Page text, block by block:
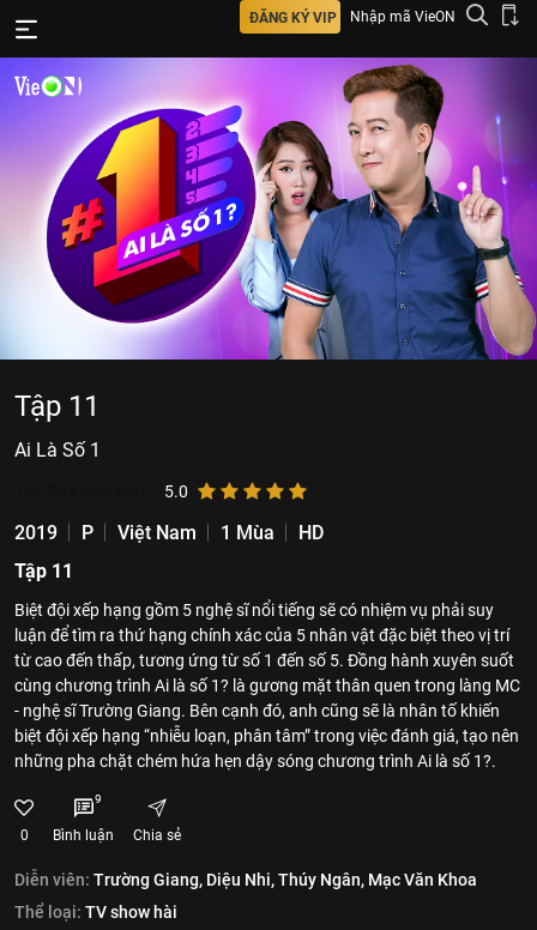
ĐĂNG KÝ VIP Nhập mã VieON
Tập 11
Ai Là Số 1
5.0
2019 P Việt Nam 1 Mùa
HD
Tập 11
Biệt đội xếp hạng gồm 5 nghệ sĩ nổi tiếng sẽ có nhiệm vụ phải suy
luận để tìm ra thứ hạng chính xác của 5 nhân vật đặc biệt theo vị trí
từ cao đến thấp, tương ứng từ số 1 đến số 5. Đồng hành xuyên suốt
cùng chương trình Ai là số 1? là gương mặt thân quen trong làng MC
- nghệ sĩ Trường Giang. Bên cạnh đó, anh cũng sẽ là nhân tố khiến
biệt đội xếp hạng “nhiễu loạn, phân tâm” trong việc đánh giá, tạo nên
những pha chặt chém hứa hẹn dậy sóng chương trình Ai là số 1?.
0
9
Bình luận Chia sẻ
Diễn viên: Trường Giang, Diệu Nhi,Thúy Ngân, Mạc Văn Khoa
Thể loại: TV show hài